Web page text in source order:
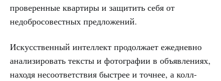
проверенные квартиры и защитить себя от
недобросовестных предложений.
Искусственный интеллект продолжает ежедневно
анализировать тексты и фотографии в объявлениях,
находя несоответствия быстрее и точнее, а колл-